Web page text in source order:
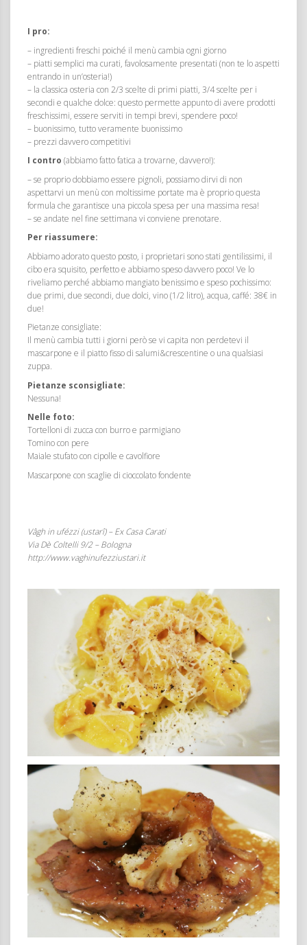
I pro:
– ingredienti freschi poiché il menù cambia ogni giorno
– piatti semplici ma curati, favolosamente presentati (non te lo aspetti
entrando in un’osteria!)
– la classica osteria con 2/3 scelte di primi piatti, 3/4 scelte per i
secondi e qualche dolce: questo permette appunto di avere prodotti
freschissimi, essere serviti in tempi brevi, spendere poco!
– buonissimo, tutto veramente buonissimo
– prezzi davvero competitivi
I contro (abbiamo fatto fatica a trovarne, davvero!):
– se proprio dobbiamo essere pignoli, possiamo dirvi di non
aspettarvi un menù con moltissime portate ma è proprio questa
formula che garantisce una piccola spesa per una massima resa!
– se andate nel fine settimana vi conviene prenotare.
Per riassumere:
Abbiamo adorato questo posto, i proprietari sono stati gentilissimi, il
cibo era squisito, perfetto e abbiamo speso davvero poco! Ve lo
riveliamo perché abbiamo mangiato benissimo e speso pochissimo:
due primi, due secondi, due dolci, vino (1/2 litro), acqua, caffé: 38€ in
due!
Pietanze consigliate:
Il menù cambia tutti i giorni però se vi capita non perdetevi il
mascarpone e il piatto fisso di salumi&crescentine o una qualsiasi
zuppa.
Pietanze sconsigliate:
Nessuna!
Nelle foto:
Tortelloni di zucca con burro e parmigiano
Tomino con pere
Maiale stufato con cipolle e cavolfiore
Mascarpone con scaglie di cioccolato fondente
Vâgh in ufézzi (ustarî) – Ex Casa Carati
Via Dè Coltelli 9/2 – Bologna
http://www.vaghinufezziustari.it